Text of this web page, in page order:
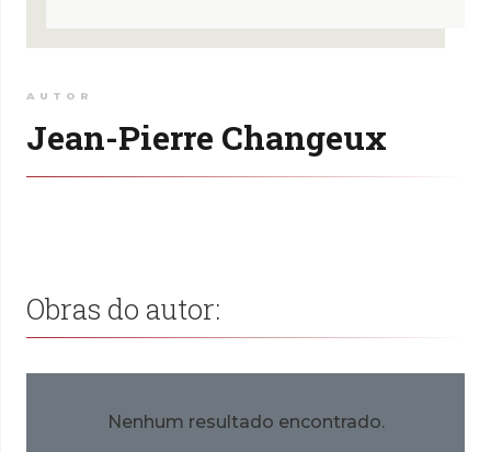
AUTOR
Jean-Pierre Changeux
Obras do autor:
Nenhum resultado encontrado.